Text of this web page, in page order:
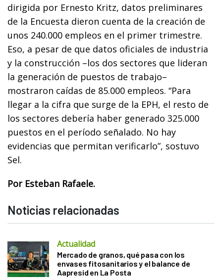
dirigida por Ernesto Kritz, datos preliminares
de la Encuesta dieron cuenta de la creación de
unos 240.000 empleos en el primer trimestre.
Eso, a pesar de que datos oficiales de industria
y la construcción –los dos sectores que lideran
la generación de puestos de trabajo–
mostraron caídas de 85.000 empleos. “Para
llegar a la cifra que surge de la EPH, el resto de
los sectores debería haber generado 325.000
puestos en el período señalado. No hay
evidencias que permitan verificarlo”, sostuvo
Sel.
Por Esteban Rafaele.
Noticias relacionadas
Actualidad
Mercado de granos, qué pasa con los
envases fitosanitarios y el balance de
Aapresid en La Posta